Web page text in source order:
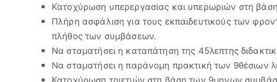
Κατοχύρωση υπερεργασίας και υπερωριών στη
Πλήρη ασφάλιση για τους εκπαιδευτικούς των
πλήθος των συμβάσεων.
Να σταματήσει η καταπάτηση της 45λεπτης
Να σταματήσει η παράνομη πρακτική των 9θέσιων